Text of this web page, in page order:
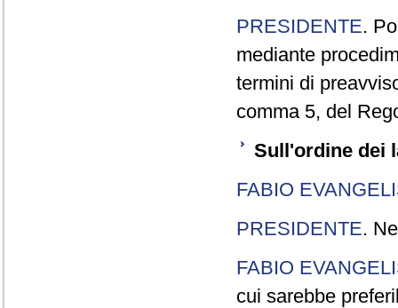
PRESIDENTE.
mediante
termini di
comma 5, del
Sull'ordine dei
FABIO
PRESIDENTE.
FABIO
cui sarebbe